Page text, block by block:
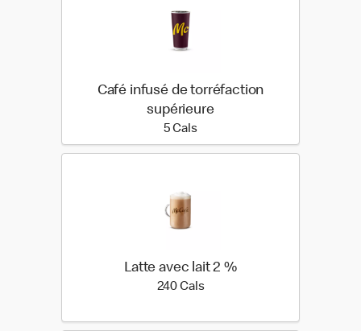
Café infusé de torréfaction
supérieure
5 Cals5 calories
Latte avec lait 2 %
240 Cals240 calories